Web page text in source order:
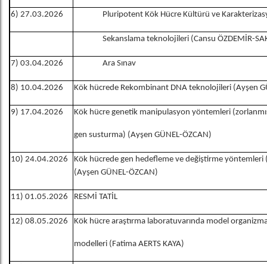
6) 27.03.2026 Pluripotent Kök Hücre Kültürü ve
Sekanslama teknolojileri (Cansu ÖZDEMİR-
7) 03.04.2026 Ara Sınav
8) 10.04.2026 Kök hücrede Rekombinant DNA teknolojileri (Ayşen
9) 17.04.2026 Kök hücre genetik manipulasyon yöntemleri
gen susturma) (Ayşen GÜNEL-ÖZCAN)
10) 24.04.2026
Kök hücrede gen hedefleme ve değiştirme yöntemleri
(Ayşen GÜNEL-ÖZCAN)
11) 01.05.2026 RESMİ TATİL
12) 08.05.2026 Kök hücre araştırma laboratuvarında model
modelleri (Fatima AERTS KAYA)